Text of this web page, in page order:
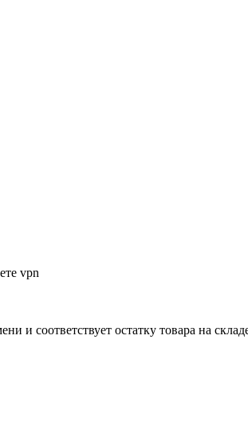
vpn
и соответствует остатку товара на